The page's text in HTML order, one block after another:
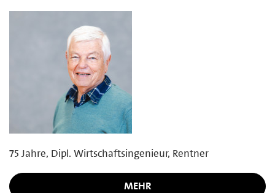
75 Jahre, Dipl. Wirtschaftsingenieur, Rentner
MEHR